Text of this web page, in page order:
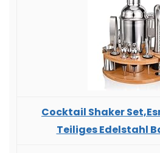
Cocktail Shaker
Teiliges Edelstahl